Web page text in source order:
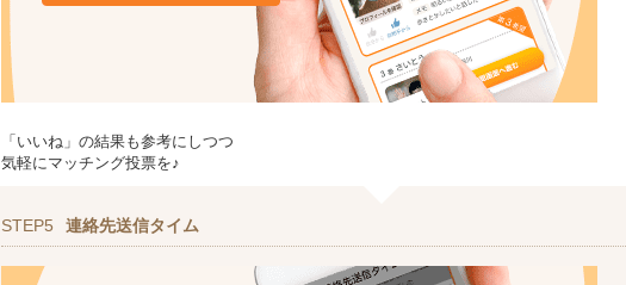
「いいね」の結果も参考にしつつ
気軽にマッチング投票を♪
STEP5 連絡先送信タイム